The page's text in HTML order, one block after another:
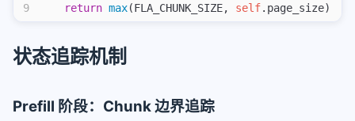
9
    return
max(FLA_CHUNK_SIZE, self.page_size)
状态追踪机制
Prefill 阶段：Chunk 边界追踪